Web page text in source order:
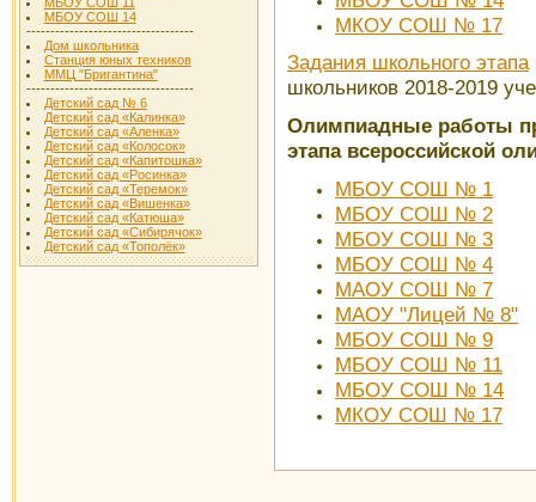
МБОУ СОШ 14
-----------------------------------
Дом школьника
Станция юных техников
ММЦ "Бригантина"
-----------------------------------
Детский сад № 6
Детский сад «Калинка»
Детский сад «Аленка»
Детский сад «Колосок»
Детский сад «Капитошка»
Детский сад «Росинка»
Детский сад «Теремок»
Детский сад «Вишенка»
Детский сад «Катюша»
Детский сад «Сибирячок»
Детский сад «Тополёк»
МКОУ СОШ № 17
Задания школьного этапа
школьников 2018-2019
Олимпиадные работы
этапа всероссийской
МБОУ СОШ № 1
МБОУ СОШ № 2
МБОУ СОШ № 3
МБОУ СОШ № 4
МАОУ СОШ № 7
МАОУ "Лицей № 8"
МБОУ СОШ № 9
МБОУ СОШ № 11
МБОУ СОШ № 14
МКОУ СОШ № 17